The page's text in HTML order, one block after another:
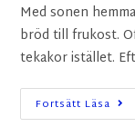
Med sonen
bröd till frukost.
tekakor istället.
Fortsätt Läsa